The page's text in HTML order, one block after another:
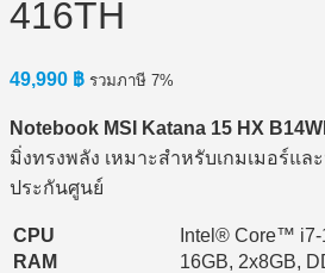
416TH
49,990 ฿ รวมภาษี 7%
Notebook MSI Katana 15 HX
มิ่งทรงพลัง เหมาะสำหรับเกมเมอร์แล
ประกันศูนย์
CPU
Intel® Core™ i7-
RAM
16GB, 2x8GB,